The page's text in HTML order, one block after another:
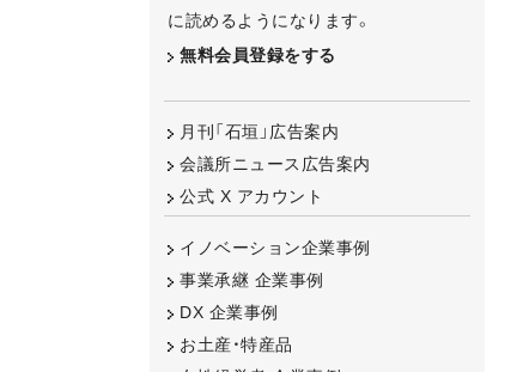
に読めるようになります。
無料会員登録をする
月刊「石垣」広告案内
会議所ニュース広告案内
公式 X アカウント
イノベーション企業事例
事業承継 企業事例
DX 企業事例
お土産・特産品